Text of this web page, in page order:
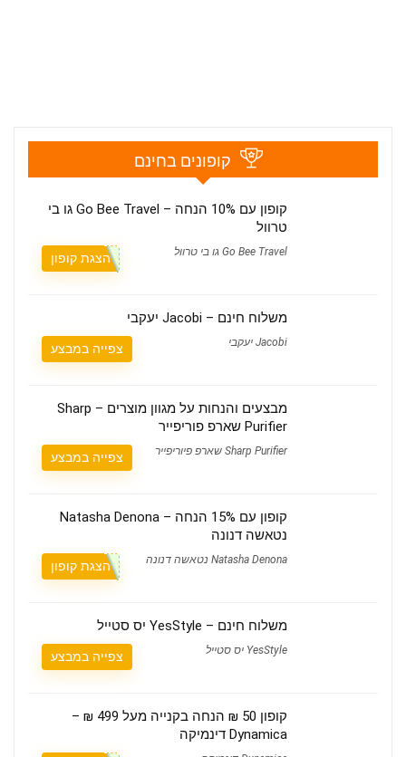
קופונים בחינם
קופון עם 10% הנחה – Go Bee Travel גו בי
טרוול
Go Bee Travel גו בי טרוול הצגת קופון
משלוח חינם – Jacobi יעקבי
Jacobi יעקבי צפייה במבצע
מבצעים והנחות על מגוון מוצרים – Sharp
Purifier שארפ פוריפייר
Sharp Purifier שארפ פיוריפייר צפייה במבצע
קופון עם 15% הנחה – Natasha Denona
נטאשה דנונה
Natasha Denona נטאשה דנונה הצגת קופון
משלוח חינם – YesStyle יס סטייל
YesStyle יס סטייל צפייה במבצע
קופון 50 ₪ הנחה בקנייה מעל 499 ₪ –
Dynamica דינמיקה